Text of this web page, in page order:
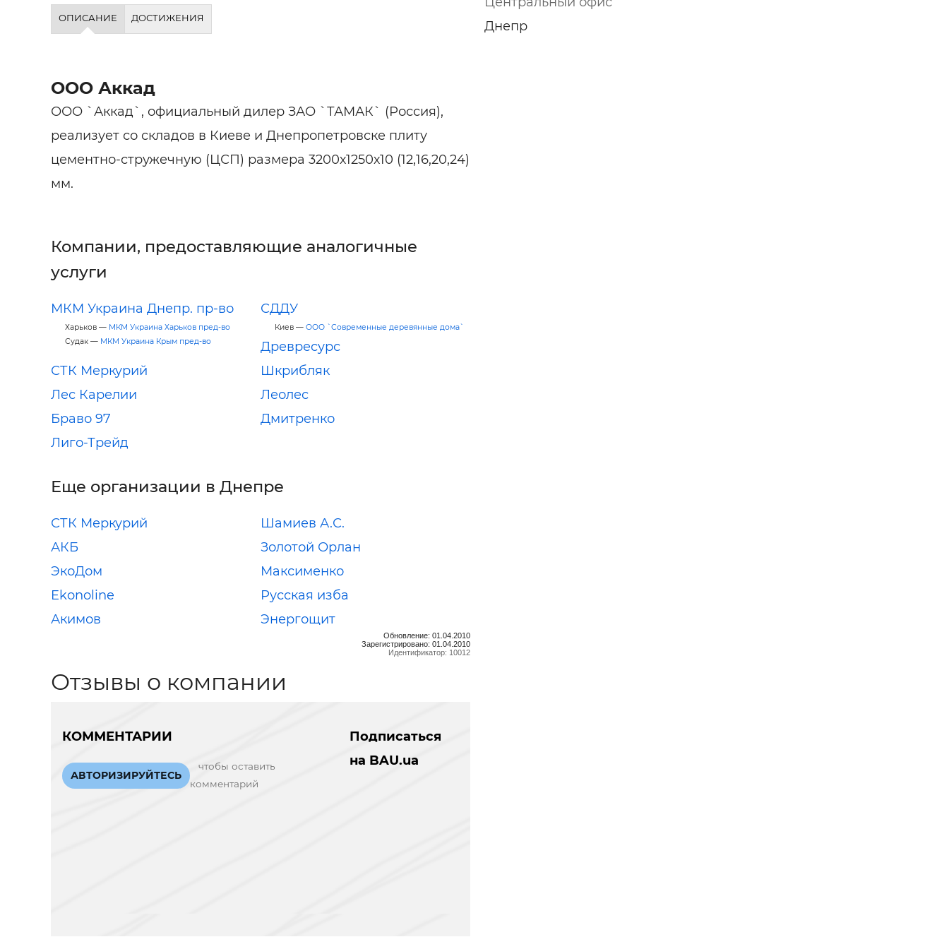
Кирпич, цемент, бетон,
ОПИСАНИЕ ДОСТИЖЕНИЯ
ООО Аккад
ООО `Аккад`, официальный дилер ЗАО `ТАМАК` (Россия),
реализует со складов в Киеве и Днепропетровске плиту
цементно-стружечную (ЦСП) размера 3200х1250х10 (12,16,20,24)
мм.
Компании, предоставляющие аналогичные
услуги
МКМ Украина Днепр. пр-во
Харьков — МКМ Украина Харьков пред-во
Судак — МКМ Украина Крым пред-во
СДДУ
Киев — ООО `Современные деревянные дома`
Древресурс
СТК Меркурий
Шкрибляк
Лес Карелии
Леолес
Браво 97
Дмитренко
Лиго-Трейд
Еще организации в Днепре
СТК Меркурий
Шамиев А.С.
АКБ
Золотой Орлан
ЭкоДом
Максименко
Ekonoline
Русская изба
Акимов
Энергощит
Обновление: 01.04.2010
Зарегистрировано: 01.04.2010
Идентификатор: 10012
Отзывы о компании
КОММЕНТАРИИ
АВТОРИЗИРУЙТЕСЬ
чтобы оставить
комментарий
Подписаться
на BAU.ua
Днепр